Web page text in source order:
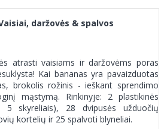
daržovės & spalvos
atrasti vaisiams ir daržovėms poras
Kai bananas yra pavaizduotas
brokolis rožinis - ieškant sprendimo
mąstymą. Rinkinyje: 2 plastikinės
5 skyreliais), 28 dvipusės užduočių
kortelių ir 25 spalvoti blyneliai.